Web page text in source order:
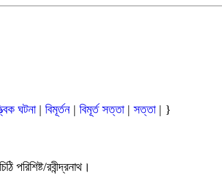
ঘটনা| বিমূর্তন | বিমূর্ত সত্তা| সত্তা| }
পরিশিষ্ট/রবীন্দ্রনাথ।